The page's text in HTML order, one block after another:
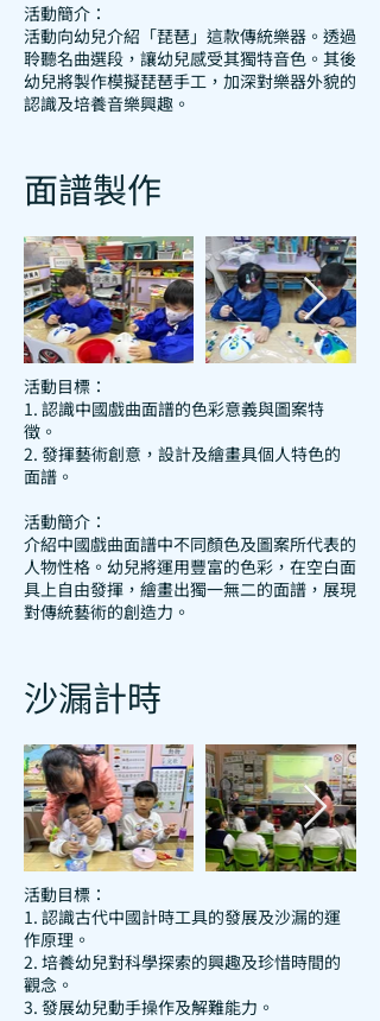
活動簡介：
活動向幼兒介紹「琵琶」這款傳統樂器。透過
聆聽名曲選段，讓幼兒感受其獨特音色。其後
幼兒將製作模擬琵琶手工，加深對樂器外貌的
認識及培養音樂興趣。
面譜製作
活動目標：
1. 認識中國戲曲面譜的色彩意義與圖案特
徵。
2. 發揮藝術創意，設計及繪畫具個人特色的
面譜。
活動簡介：
介紹中國戲曲面譜中不同顏色及圖案所代表的
人物性格。幼兒將運用豐富的色彩，在空白面
具上自由發揮，繪畫出獨一無二的面譜，展現
對傳統藝術的創造力。
沙漏計時
活動目標：
1. 認識古代中國計時工具的發展及沙漏的運
作原理。
2. 培養幼兒對科學探索的興趣及珍惜時間的
觀念。
3. 發展幼兒動手操作及解難能力。